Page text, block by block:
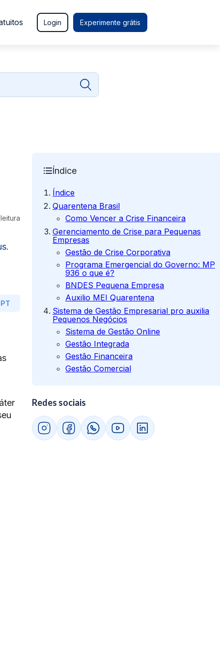
Login Experimente grátis
Índice
Índice
Quarentena Brasil
Como Vencer a Crise Financeira
Gerenciamento de Crise para Pequenas
Empresas
Gestão de Crise Corporativa
Programa Emergencial do Governo: MP
936 o que é?
BNDES Pequena Empresa
Auxilio MEI Quarentena
Sistema de Gestão Empresarial pro auxilia
Pequenos Negócios
Sistema de Gestão Online
Gestão Integrada
Gestão Financeira
Gestão Comercial
Redes sociais